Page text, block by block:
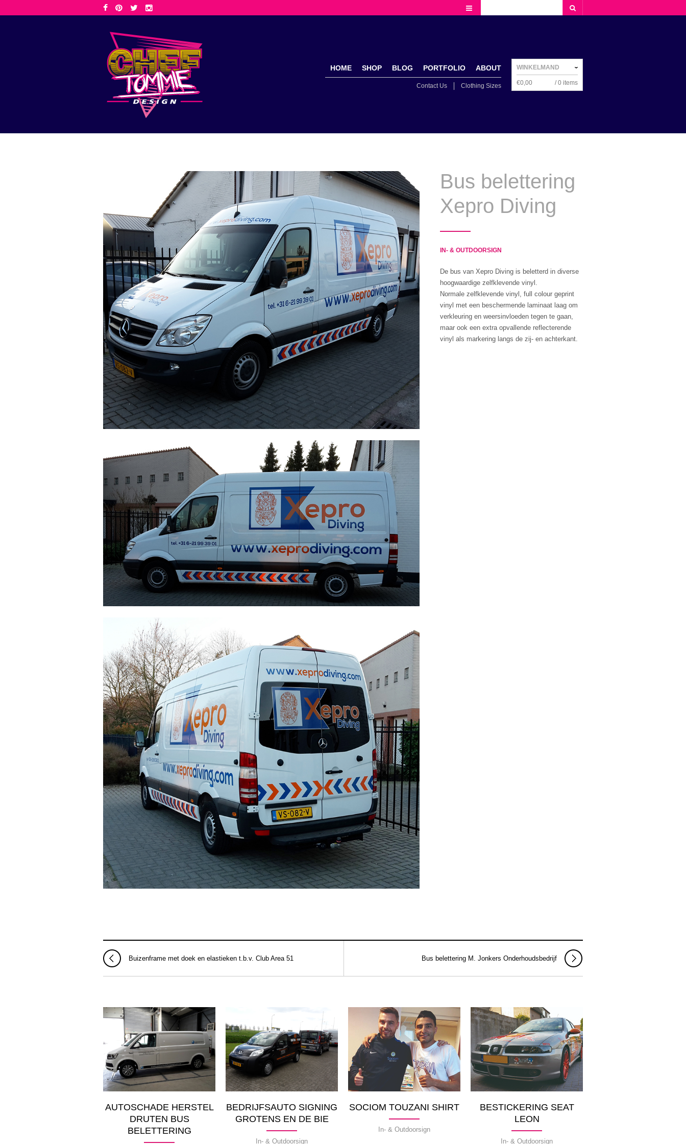
HOME SHOP BLOG PORTFOLIO ABOUT
Contact Us Clothing Sizes
WINKELMAND
€0,00 / 0 items
Bus belettering
Xepro Diving
IN- & OUTDOORSIGN
De bus van Xepro Diving is beletterd in diverse
hoogwaardige zelfklevende vinyl.
Normale zelfklevende vinyl, full colour geprint
vinyl met een beschermende laminaat laag om
verkleuring en weersinvloeden tegen te gaan,
maar ook een extra opvallende reflecterende
vinyl als markering langs de zij- en achterkant.
Buizenframe met doek en elastieken t.b.v. Club Area 51 Bus belettering M. Jonkers Onderhoudsbedrijf
AUTOSCHADE HERSTEL
DRUTEN BUS
BELETTERING
BEDRIJFSAUTO SIGNING
GROTENS EN DE BIE
In- & Outdoorsign
SOCIOM TOUZANI SHIRT
In- & Outdoorsign
BESTICKERING SEAT
LEON
In- & Outdoorsign
NAVIGATION